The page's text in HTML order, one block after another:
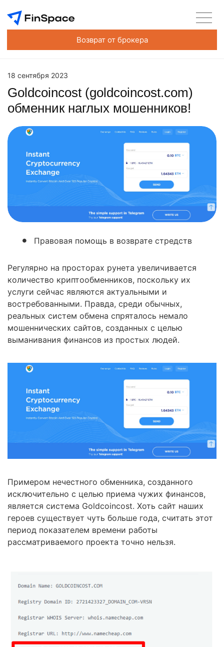
Возврат от брокера
18 сентября 2023
Goldcoincost (goldcoincost.com)
обменник наглых мошенников!
Правовая помощь в возврате стредств
Регулярно на просторах рунета увеличивается
количество криптообменников, поскольку их
услуги сейчас являются актуальными и
востребованными. Правда, среди обычных,
реальных систем обмена спряталось немало
мошеннических сайтов, созданных с целью
выманивания финансов из простых людей.
Примером нечестного обменника, созданного
исключительно с целью приема чужих финансов,
является система Goldcoincost. Хоть сайт наших
героев существует чуть больше года, считать этот
период показателем времени работы
рассматриваемого проекта точно нельзя.